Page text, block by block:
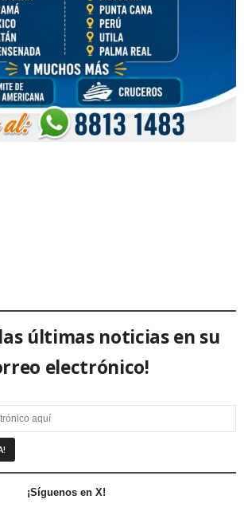
últimas noticias en su
electrónico!
¡Síguenos en X!